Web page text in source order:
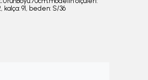
kalça: 91, beden: S/36